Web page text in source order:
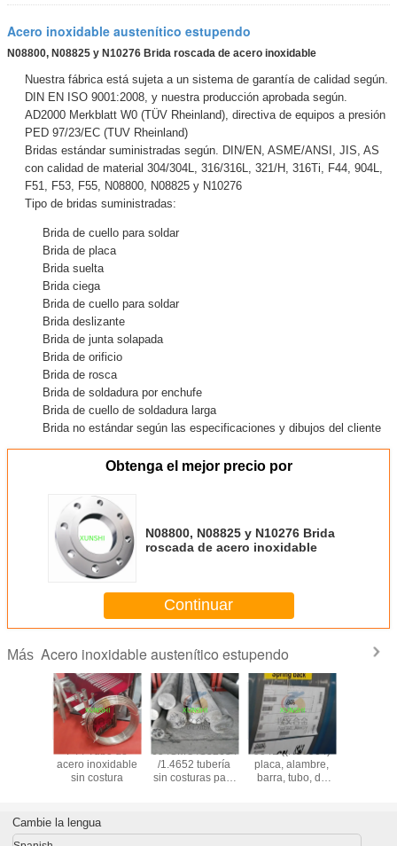
Acero inoxidable austenítico estupendo
N08800, N08825 y N10276 Brida roscada de acero inoxidable
Nuestra fábrica está sujeta a un sistema de garantía de calidad según.
DIN EN ISO 9001:2008, y nuestra producción aprobada según.
AD2000 Merkblatt W0 (TÜV Rheinland), directiva de equipos a presión
PED 97/23/EC (TUV Rheinland)
Bridas estándar suministradas según. DIN/EN, ASME/ANSI, JIS, AS
con calidad de material 304/304L, 316/316L, 321/H, 316Ti, F44, 904L,
F51, F53, F55, N08800, N08825 y N10276
Tipo de bridas suministradas:
Brida de cuello para soldar
Brida de placa
Brida suelta
Brida ciega
Brida de cuello para soldar
Brida deslizante
Brida de junta solapada
Brida de orificio
Brida de rosca
Brida de soldadura por enchufe
Brida de cuello de soldadura larga
Brida no estándar según las especificaciones y dibujos del cliente
Obtenga el mejor precio por
N08800, N08825 y N10276 Brida
roscada de acero inoxidable
Continuar
Más Acero inoxidable austenítico estupendo
de
F44 Tubo de
acero inoxidable
sin costura
654SMO /S32654
/1.4652 tubería
sin costuras para
904L ((N08904)
placa, alambre,
barra, tubo, de
buen precio
Cambie la lengua